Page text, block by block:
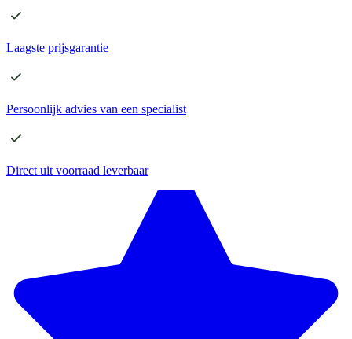
Laagste prijsgarantie
Persoonlijk advies van een specialist
Direct uit voorraad leverbaar